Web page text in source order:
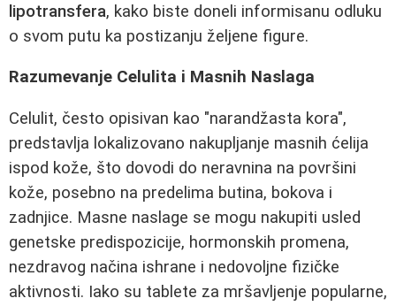
lipotransfera, kako biste doneli informisanu odluku
o svom putu ka postizanju željene figure.
Razumevanje Celulita i Masnih Naslaga
Celulit, često opisivan kao "narandžasta kora",
predstavlja lokalizovano nakupljanje masnih ćelija
ispod kože, što dovodi do neravnina na površini
kože, posebno na predelima butina, bokova i
zadnjice. Masne naslage se mogu nakupiti usled
genetske predispozicije, hormonskih promena,
nezdravog načina ishrane i nedovoljne fizičke
aktivnosti. Iako su tablete za mršavljenje popularne,